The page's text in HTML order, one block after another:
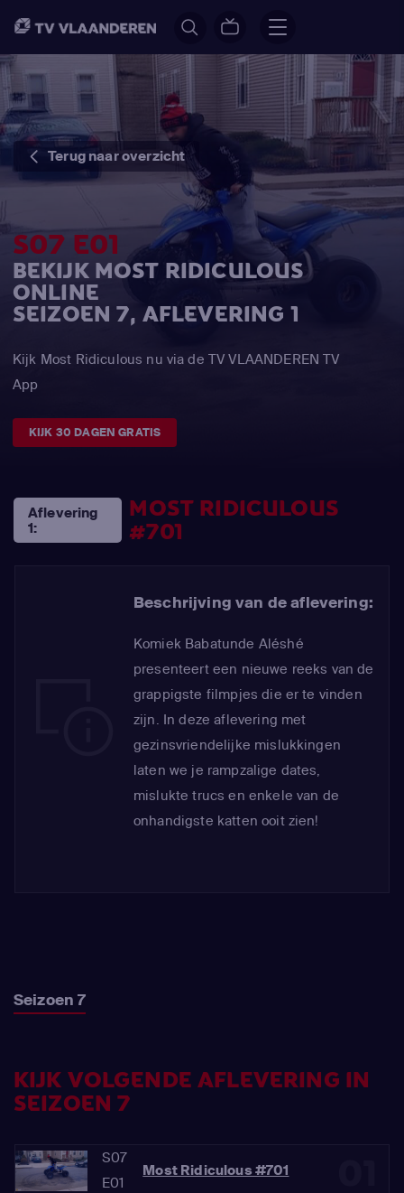
Terug naar overzicht
S07 E01
BEKIJK MOST RIDICULOUS
ONLINE
SEIZOEN 7, AFLEVERING 1
Kijk Most Ridiculous nu via de TV VLAANDEREN TV
App
KIJK 30 DAGEN GRATIS
Aflevering
1:
MOST RIDICULOUS
#701
Beschrijving van de aflevering:
Komiek Babatunde Aléshé
presenteert een nieuwe reeks van de
grappigste filmpjes die er te vinden
zijn. In deze aflevering met
gezinsvriendelijke mislukkingen
laten we je rampzalige dates,
mislukte trucs en enkele van de
onhandigste katten ooit zien!
Seizoen 7
KIJK VOLGENDE AFLEVERING IN
SEIZOEN 7
S07
E01
Most Ridiculous #701